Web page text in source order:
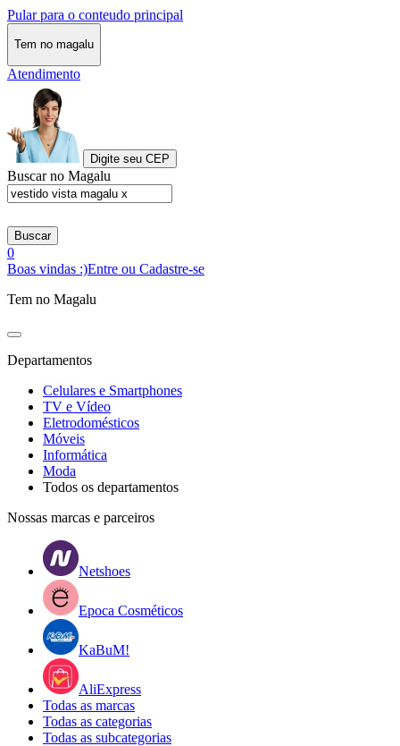
Pular para o conteudo principal
Tem no magalu
Atendimento
Digite seu CEP
Buscar no Magalu
Buscar
0
Boas vindas :)Entre ou Cadastre-se
Tem no Magalu
Departamentos
Celulares e Smartphones
TV e Vídeo
Eletrodomésticos
Móveis
Informática
Moda
Todos os departamentos
Nossas marcas e parceiros
Netshoes
Epoca Cosméticos
KaBuM!
AliExpress
Todas as marcas
Todas as categorias
Todas as subcategorias